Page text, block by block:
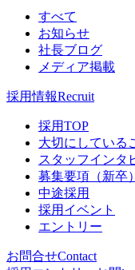
すべて
お知らせ
社長ブログ
メディア掲載
採用情報Recruit
採用TOP
大切にしている
スタッフインタ
募集要項（新卒）
中途採用
採用イベント
エントリー
お問合せContact